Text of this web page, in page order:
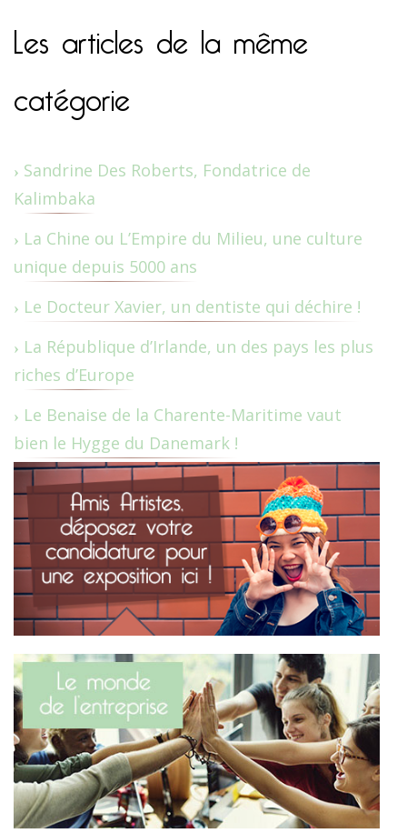
Les articles de la même
catégorie
Sandrine Des Roberts, Fondatrice de
Kalimbaka
La Chine ou L’Empire du Milieu, une culture
unique depuis 5000 ans
Le Docteur Xavier, un dentiste qui déchire !
La République d’Irlande, un des pays les plus
riches d’Europe
Le Benaise de la Charente-Maritime vaut
bien le Hygge du Danemark !